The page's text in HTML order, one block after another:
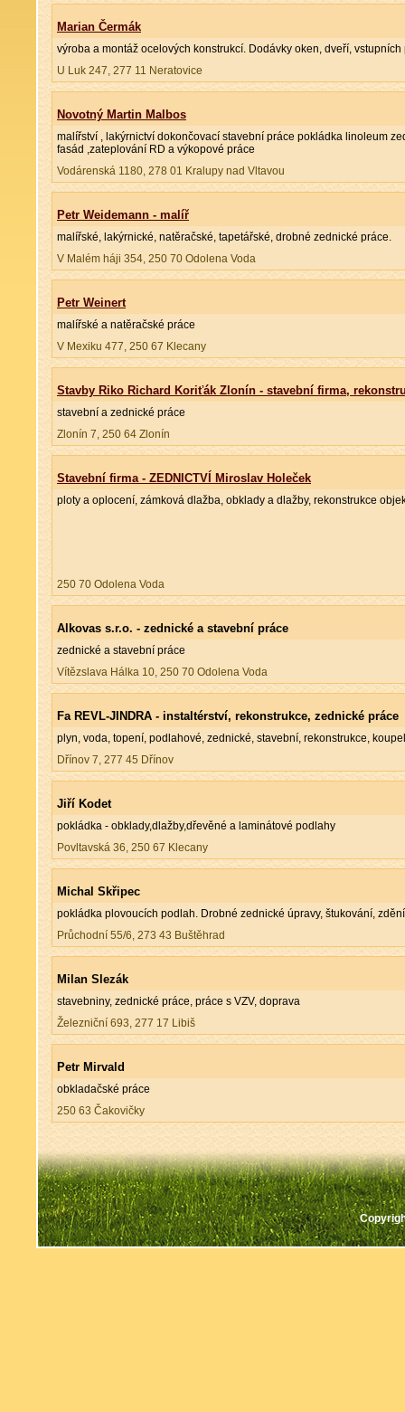
Marian Čermák
výroba a montáž ocelových konstrukcí. Dodávky oken, dveří,
U Luk 247, 277 11 Neratovice
Novotný Martin Malbos
malířství , lakýrnictví dokončovací stavební práce pokládka linoleum
fasád ,zateplování RD a výkopové práce
Vodárenská 1180, 278 01 Kralupy nad Vltavou
Petr Weidemann - malíř
malířské, lakýrnické, natěračské, tapetářské, drobné zednické práce.
V Malém háji 354, 250 70 Odolena Voda
Petr Weinert
malířské a natěračské práce
V Mexiku 477, 250 67 Klecany
Stavby Riko Richard Koriťák Zlonín - stavební firma,
stavební a zednické práce
Zlonín 7, 250 64 Zlonín
Stavební firma - ZEDNICTVÍ Miroslav Holeček
ploty a oplocení, zámková dlažba, obklady a dlažby, rekonstrukce
250 70 Odolena Voda
Alkovas s.r.o. - zednické a stavební práce
zednické a stavební práce
Vítězslava Hálka 10, 250 70 Odolena Voda
Fa REVL-JINDRA - instaltérství, rekonstrukce, zednické práce
plyn, voda, topení, podlahové, zednické, stavební, rekonstrukce,
Dřínov 7, 277 45 Dřínov
Jiří Kodet
pokládka - obklady,dlažby,dřevěné a laminátové podlahy
Povltavská 36, 250 67 Klecany
Michal Skřipec
pokládka plovoucích podlah. Drobné zednické úpravy, štukování,
Průchodní 55/6, 273 43 Buštěhrad
Milan Slezák
stavebniny, zednické práce, práce s VZV, doprava
Železniční 693, 277 17 Libiš
Petr Mirvald
obkladačské práce
250 63 Čakovičky